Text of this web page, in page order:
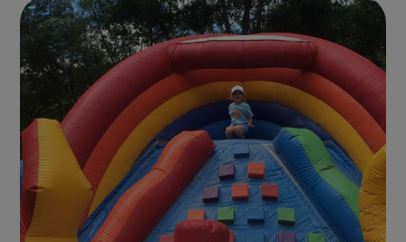
Photo parc 4
CHÂTEAUX GONFLABLES